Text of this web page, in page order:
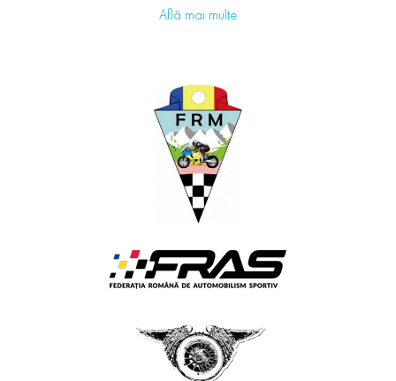
Află mai multe